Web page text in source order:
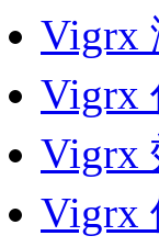
Vigrx
Vigrx
Vigrx
Vigrx